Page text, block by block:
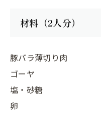
材料（2人分）
豚バラ薄切り肉
ゴーヤ
塩・砂糖
卵